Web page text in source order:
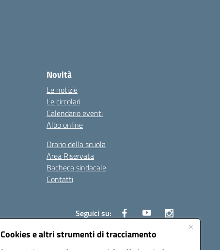
Cookies e altri strumenti di tracciamento
Novità
Le notizie
Le circolari
Calendario eventi
Albo online
Orario della scuola
Area Riservata
Bacheca sindacale
Contatti
Seguici su: